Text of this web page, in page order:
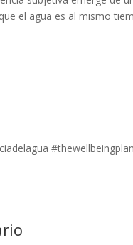
el agua es al mismo